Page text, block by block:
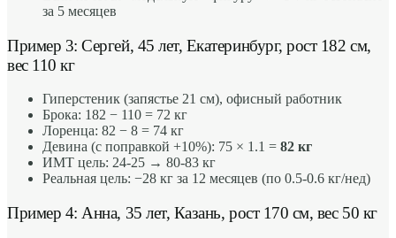
за 5 месяцев
Пример 3: Сергей, 45 лет, Екатеринбург, рост 182 см,
вес 110 кг
Гиперстеник (запястье 21 см), офисный работник
Брока: 182 − 110 = 72 кг
Лоренца: 82 − 8 = 74 кг
Девина (с поправкой +10%): 75 × 1.1 = 82 кг
ИМТ цель: 24-25 → 80-83 кг
Реальная цель: −28 кг за 12 месяцев (по 0.5-0.6 кг/нед)
Пример 4: Анна, 35 лет, Казань, рост 170 см, вес 50 кг